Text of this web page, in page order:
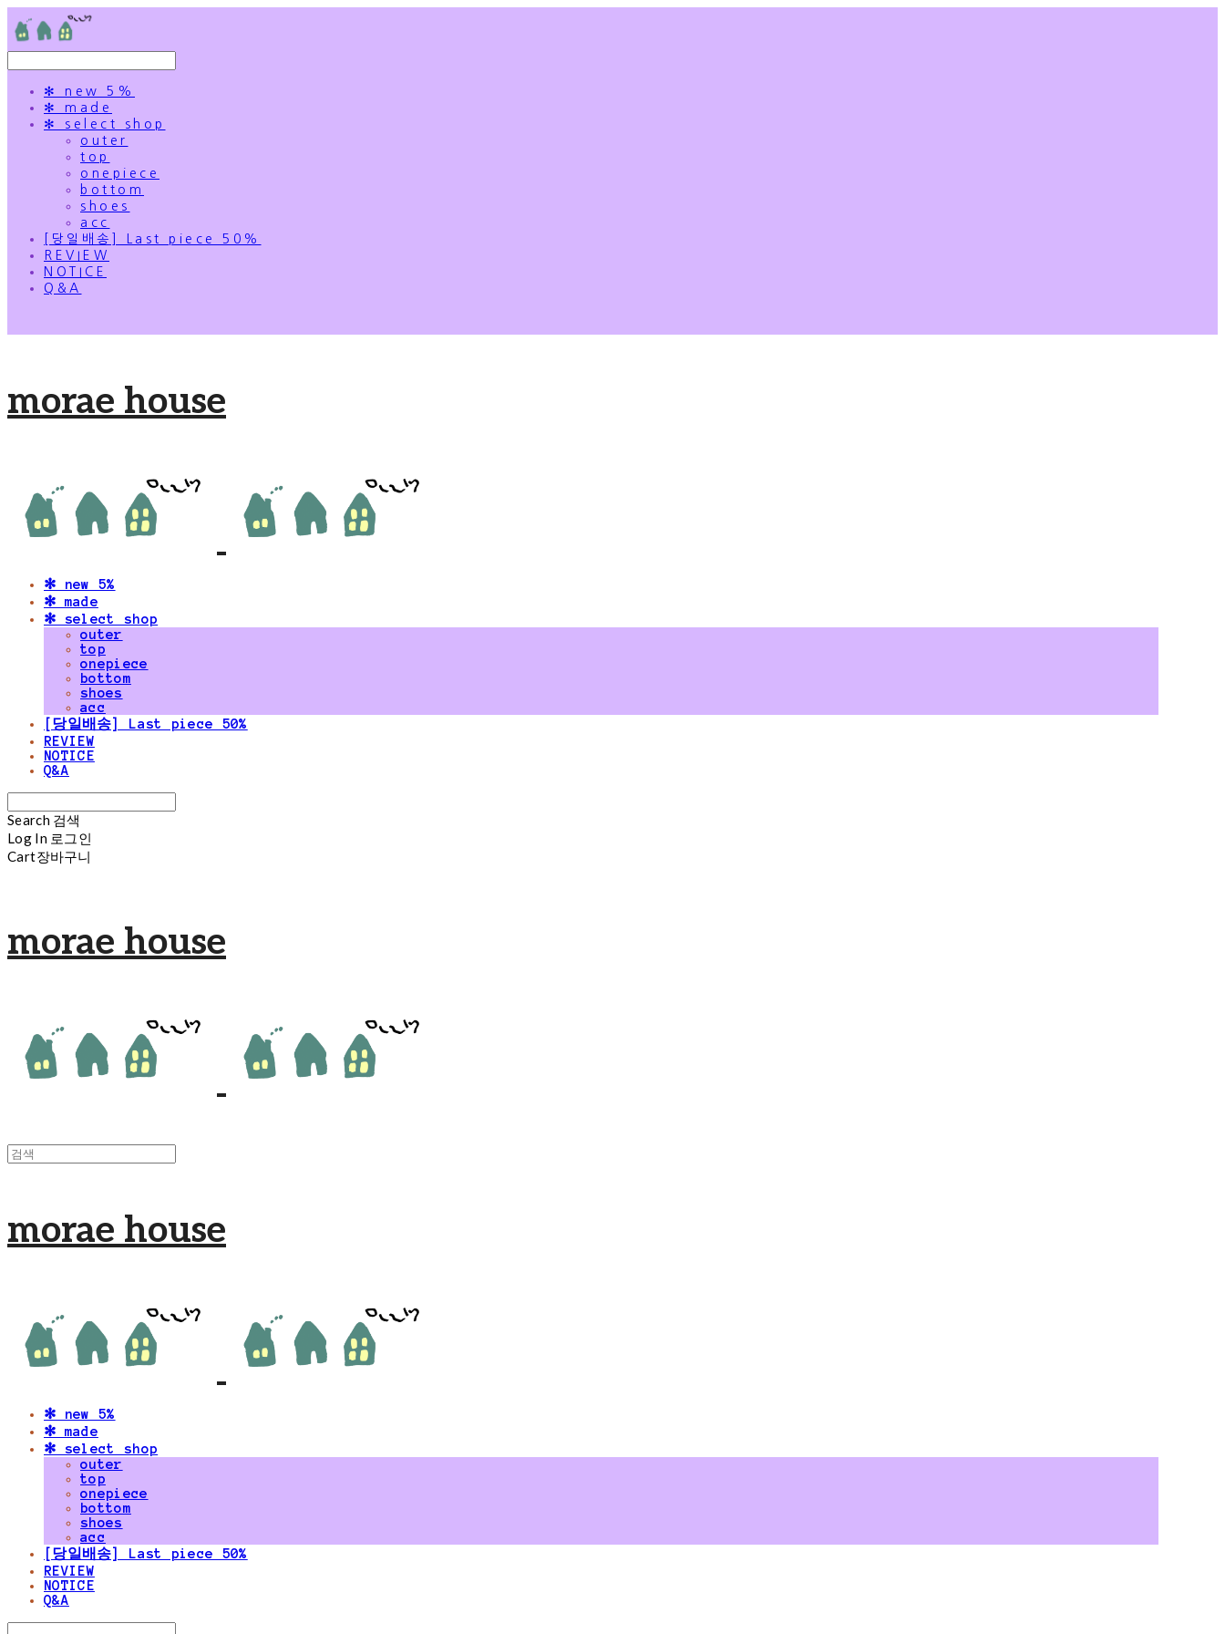
✻ new 5%
✻ made
✻ select shop
outer
top
onepiece
bottom
shoes
acc
[당일배송] Last piece 50%
REVIEW
NOTICE
Q&A
morae house
✻ new 5%
✻ made
✻ select shop
outer
top
onepiece
bottom
shoes
acc
[당일배송] Last piece 50%
REVIEW
NOTICE
Q&A
Search 검색
Log In 로그인
Cart장바구니
morae house
morae house
✻ new 5%
✻ made
✻ select shop
outer
top
onepiece
bottom
shoes
acc
[당일배송] Last piece 50%
REVIEW
NOTICE
Q&A